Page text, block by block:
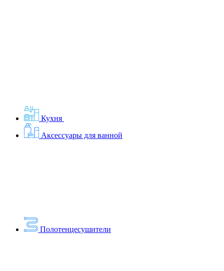
Кухня
Аксессуары для ванной
Полотенцесушители